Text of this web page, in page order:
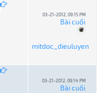
03-21-2012, 09:15 PM
Bài cuối:
mitdoc_dieuluyen
03-21-2012, 09:14 PM
Bài cuối: